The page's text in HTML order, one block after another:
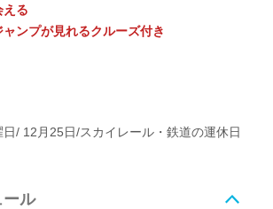
える
ャンプが見れるクルーズ付き
/ 12月25日/スカイレール・鉄道の運休日
ール